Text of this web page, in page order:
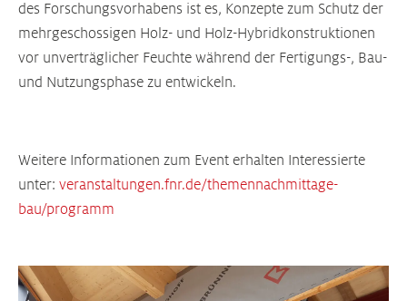
des Forschungsvorhabens ist es, Konzepte zum Schutz der
mehrgeschossigen Holz- und Holz-Hybridkonstruktionen
vor unverträglicher Feuchte während der Fertigungs-, Bau-
und Nutzungsphase zu entwickeln.
Weitere Informationen zum Event erhalten Interessierte
unter: veranstaltungen.fnr.de/themennachmittage-
bau/programm